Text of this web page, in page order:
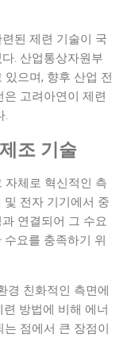
된 제련 기술이 국
. 산업통상자원부
으며, 향후 산업 전
고려아연이 제련
.
조 기술
자체로 혁신적인 측
및 전자 기기에서 중
연결되어 그 수요
요를 충족하기 위
경 친화적인 측면에
방법에 비해 에너
점에서 큰 장점이